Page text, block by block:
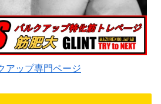
アップ専門ページ